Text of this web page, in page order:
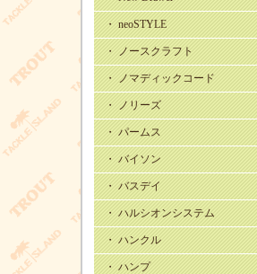
・ neoSTYLE
・ ノースクラフト
・ ノマディックコード
・ ノリーズ
・ パームス
・ バイソン
・ バスデイ
・ ハルシオンシステム
・ ハンクル
・ ハンプ